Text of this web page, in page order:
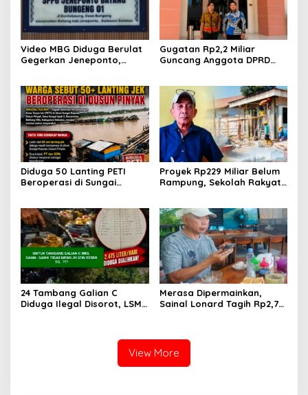
Video MBG Diduga Berulat
Gegerkan Jeneponto,
Gugatan Rp2,2 Miliar
Guncang Anggota DPRD
Diduga 50 Lanting PETI
Beroperasi di Sungai
Balik Tambang Emas Ilegal
Proyek Rp229 Miliar Belum
Rampung, Sekolah Rakyat
Jurnalis Disorot
24 Tambang Galian C
Diduga Ilegal Disorot, LSM
dan Kerusakan Lingkungan
Merasa Dipermainkan,
Sainal Lonard Tagih Rp2,75
Meter Persegi
View More